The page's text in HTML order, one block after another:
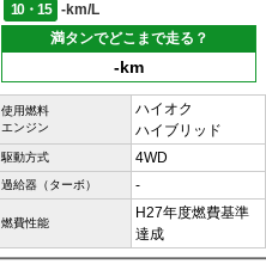
10・15
-km/L
満タンでどこまで走る？
-km
使用燃料
エンジン
ハイオク
ハイブリッド
駆動方式 4WD
過給器（ターボ） -
燃費性能
H27年度燃費基準
達成